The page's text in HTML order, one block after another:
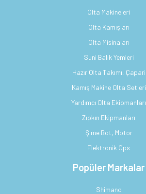
Olta Makineleri
Olta Kamışları
Olta Misinaları
Suni Balık Yemleri
Hazır Olta Takımı, Çapari
Kamış Makine Olta Setleri
Yardımcı Olta Ekipmanları
Zıpkın Ekipmanları
Şime Bot, Motor
Elektronik Gps
Popüler Markalar
Shimano